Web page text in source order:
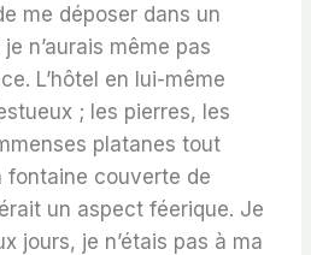
me déposer dans un
n’aurais même pas
L’hôtel en lui-même
; les pierres, les
platanes tout
fontaine couverte de
un aspect féerique. Je
jours, je n’étais pas à ma